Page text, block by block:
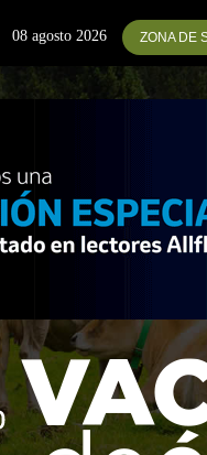
08 agosto 2026 ZONA DE